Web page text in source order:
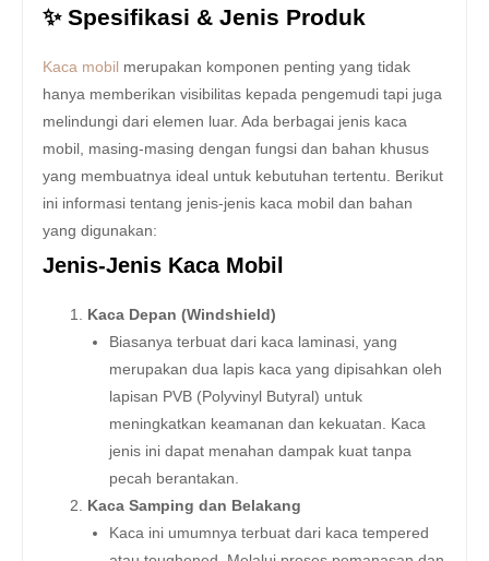
✨ Spesifikasi & Jenis Produk
Kaca mobil merupakan komponen penting yang tidak
hanya memberikan visibilitas kepada pengemudi tapi juga
melindungi dari elemen luar. Ada berbagai jenis kaca
mobil, masing-masing dengan fungsi dan bahan khusus
yang membuatnya ideal untuk kebutuhan tertentu. Berikut
ini informasi tentang jenis-jenis kaca mobil dan bahan
yang digunakan:
Jenis-Jenis Kaca Mobil
Kaca Depan (Windshield)
Biasanya terbuat dari kaca laminasi, yang
merupakan dua lapis kaca yang dipisahkan oleh
lapisan PVB (Polyvinyl Butyral) untuk
meningkatkan keamanan dan kekuatan. Kaca
jenis ini dapat menahan dampak kuat tanpa
pecah berantakan.
Kaca Samping dan Belakang
Kaca ini umumnya terbuat dari kaca tempered